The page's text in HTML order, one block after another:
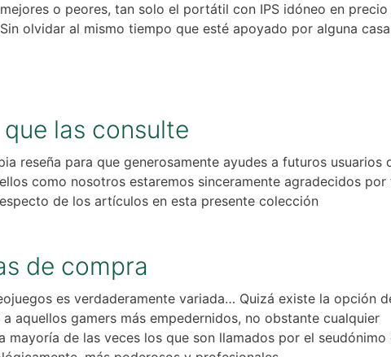
o peores, tan solo el portátil con IPS idóneo en
olvidar al mismo tiempo que esté apoyado por alguna casa
las consulte
reseña para que generosamente ayudes a futuros usuarios
como nosotros estaremos sinceramente agradecidos por
de los artículos en esta presente colección
de compra
es verdaderamente variada… Quizá existe la opción
aquellos gamers más empedernidos, no obstante cualquier
de las veces los que son llamados por el seudónimo